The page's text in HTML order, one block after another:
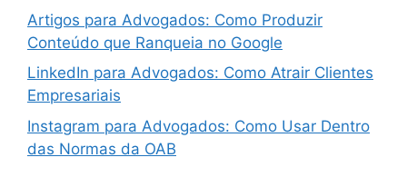
Artigos para Advogados: Como Produzir
Conteúdo que Ranqueia no Google
LinkedIn para Advogados: Como Atrair Clientes
Empresariais
Instagram para Advogados: Como Usar Dentro
das Normas da OAB